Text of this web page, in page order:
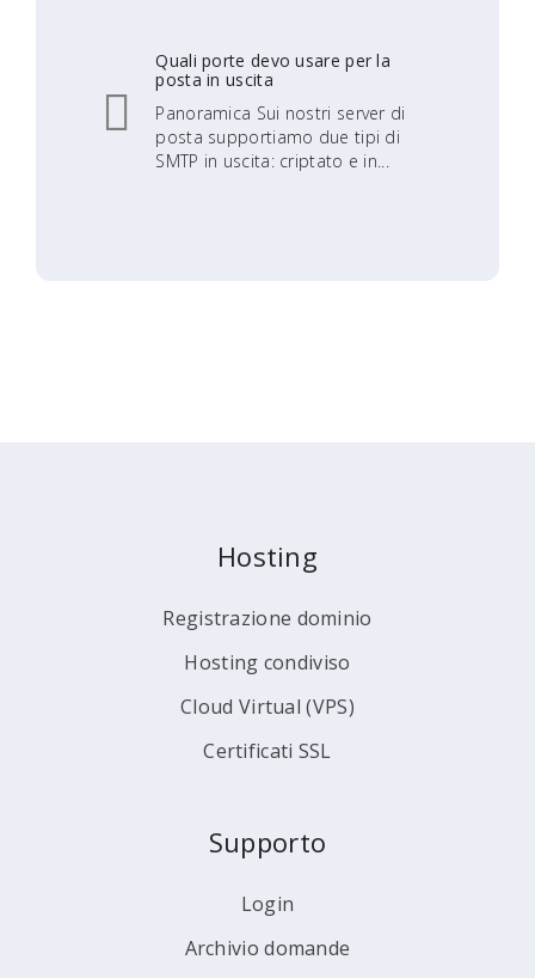
Quali porte devo usare per la
posta in uscita
Panoramica Sui nostri server di
posta supportiamo due tipi di
SMTP in uscita: criptato e in...
Hosting
Registrazione dominio
Hosting condiviso
Cloud Virtual (VPS)
Certificati SSL
Supporto
Login
Archivio domande